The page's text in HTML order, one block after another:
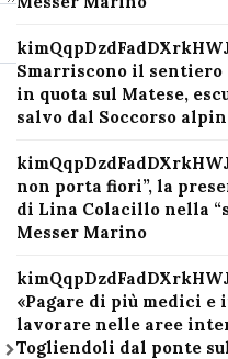
Smarriscono il sentiero
in quota sul Matese,
salvo dal Soccorso
non porta fiori”, la
di Lina Colacillo nella
Messer Marino
«Pagare di più medici
lavorare nelle aree
Togliendoli dal ponte